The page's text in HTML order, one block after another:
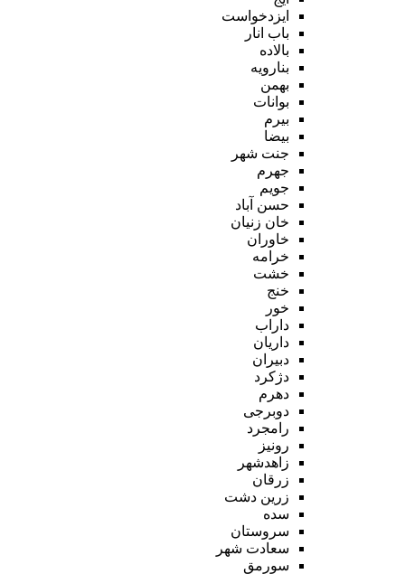
ایزدخواست
باب انار
بالاده
بنارویه
بهمن
بوانات
بیرم
بیضا
جنت شهر
جهرم
جویم
حسن آباد
خان زنیان
خاوران
خرامه
خشت
خنج
خور
داراب
داریان
دبیران
دژکرد
دهرم
دوبرجی
رامجرد
رونیز
زاهدشهر
زرقان
زرین دشت
سده
سروستان
سعادت شهر
سورمق